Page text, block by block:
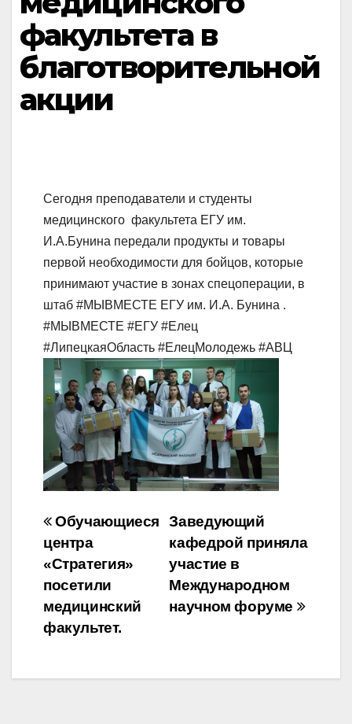
факультета в
благотворительной
акции
Сегодня преподаватели и студенты
медицинского факультета ЕГУ им.
И.А.Бунина передали продукты и товары
первой необходимости для бойцов, которые
принимают участие в зонах спецоперации, в
штаб #МЫВМЕСТЕ ЕГУ им. И.А. Бунина .
#МЫВМЕСТЕ #ЕГУ #Елец
#ЛипецкаяОбласть #ЕлецМолодежь #АВЦ
Навигация
по
записям
Заведующий
кафедрой приняла
участие в
Международном
научном форуме
Обучающиеся
центра
«Стратегия»
посетили
медицинский
факультет.